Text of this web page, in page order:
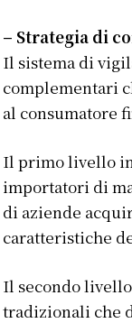
– Strategia di
Il sistema di
complementari
al consumatore
Il primo livello
importatori di
di aziende
caratteristiche
Il secondo
tradizionali che